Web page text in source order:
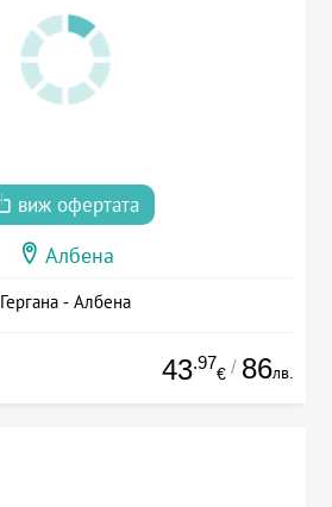
виж офертата
Албена
Гергана - Албена
43.97
€ / 86лв.